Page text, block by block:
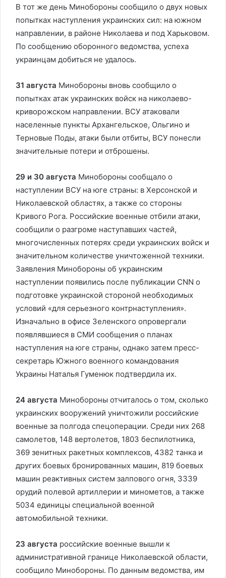
В тот же день Минобороны сообщило о двух новых
попытках наступления украинских сил: на южном
направлении, в районе Николаева и под Харьковом.
По сообщению оборонного ведомства, успеха
украинцам добиться не удалось.
31 августа Минобороны вновь сообщило о
попытках атак украинских войск на николаево-
криворожском направлении. ВСУ атаковали
населенные пункты Архангельское, Ольгино и
Терновые Поды, атаки были отбиты, ВСУ понесли
значительные потери и отброшены.
29 и 30 августа Минобороны сообщало о
наступлении ВСУ на юге страны: в Херсонской и
Николаевской областях, а также со стороны
Кривого Рога. Российские военные отбили атаки,
сообщили о разгроме наступавших частей,
многочисленных потерях среди украинских войск и
значительном количестве уничтоженной техники.
Заявления Минобороны об украинским
наступлении появились после публикации CNN о
подготовке украинской стороной необходимых
условий «для серьезного контрнаступления».
Изначально в офисе Зеленского опровергали
появлявшиеся в СМИ сообщения о планах
наступления на юге страны, однако затем пресс-
секретарь Южного военного командования
Украины Наталья Гуменюк подтвердила их.
24 августа Минобороны отчиталось о том, сколько
украинских вооружений уничтожили российские
военные за полгода спецоперации. Среди них 268
самолетов, 148 вертолетов, 1803 беспилотника,
369 зенитных ракетных комплексов, 4382 танка и
других боевых бронированных машин, 819 боевых
машин реактивных систем залпового огня, 3339
орудий полевой артиллерии и минометов, а также
5034 единицы специальной военной
автомобильной техники.
23 августа российские военные вышли к
административной границе Николаевской области,
сообщило Минобороны. По данным ведомства, им